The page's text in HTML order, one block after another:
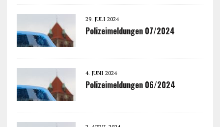
29. JULI 2024
Polizeimeldungen 07/2024
4. JUNI 2024
Polizeimeldungen 06/2024